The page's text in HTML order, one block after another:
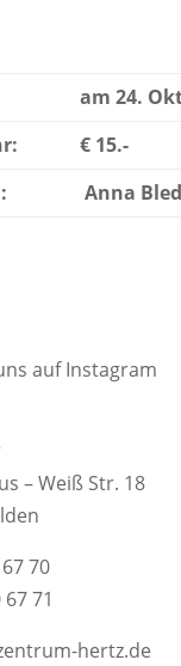
am 24.
€ 15.-
Anna
auf Instagram
– Weiß Str. 18
70
71
hertz.de